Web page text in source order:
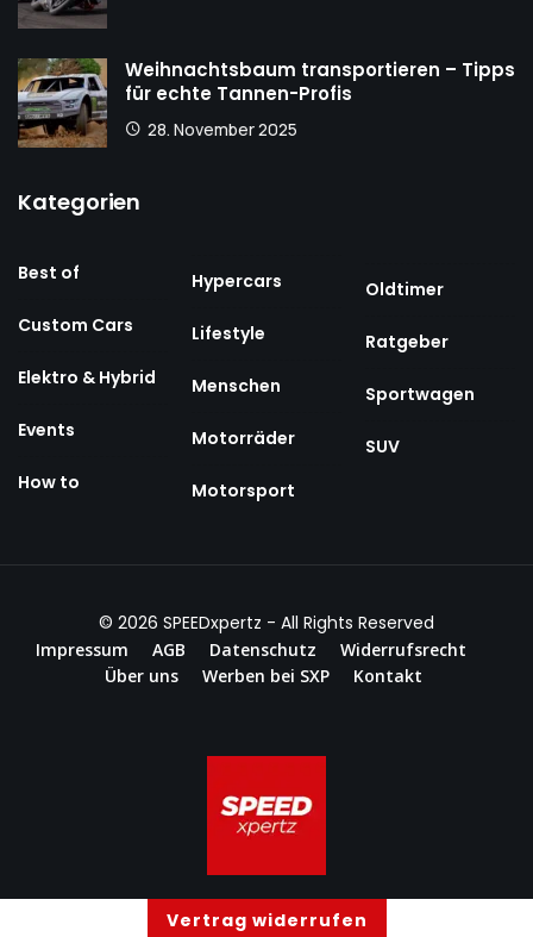
Weihnachtsbaum transportieren – Tipps
für echte Tannen-Profis
28. November 2025
Kategorien
Best of
Custom Cars
Elektro & Hybrid
Events
How to
Hypercars
Lifestyle
Menschen
Motorräder
Motorsport
Oldtimer
Ratgeber
Sportwagen
SUV
© 2026 SPEEDxpertz - All Rights Reserved
Impressum AGB Datenschutz
Widerrufsrecht
Über uns
Werben bei SXP Kontakt
Vertrag widerrufen